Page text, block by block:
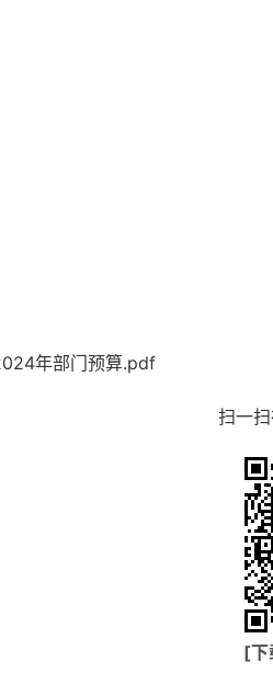
年部门预算.pdf
扫一
[下